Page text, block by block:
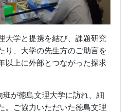
大学と提携を結び、課題研究
り、大学の先生方のご助言を
以上に外部とつながった探求
が徳島文理大学に訪れ、細
。ご協力いただいた徳島文理